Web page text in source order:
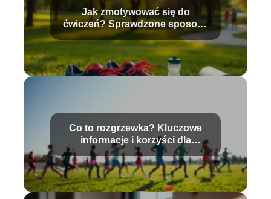
Jak zmotywować się do
ćwiczeń? Sprawdzone sposoby
na sukces
Co to rozgrzewka? Kluczowe
informacje i korzyści dla
sportowców